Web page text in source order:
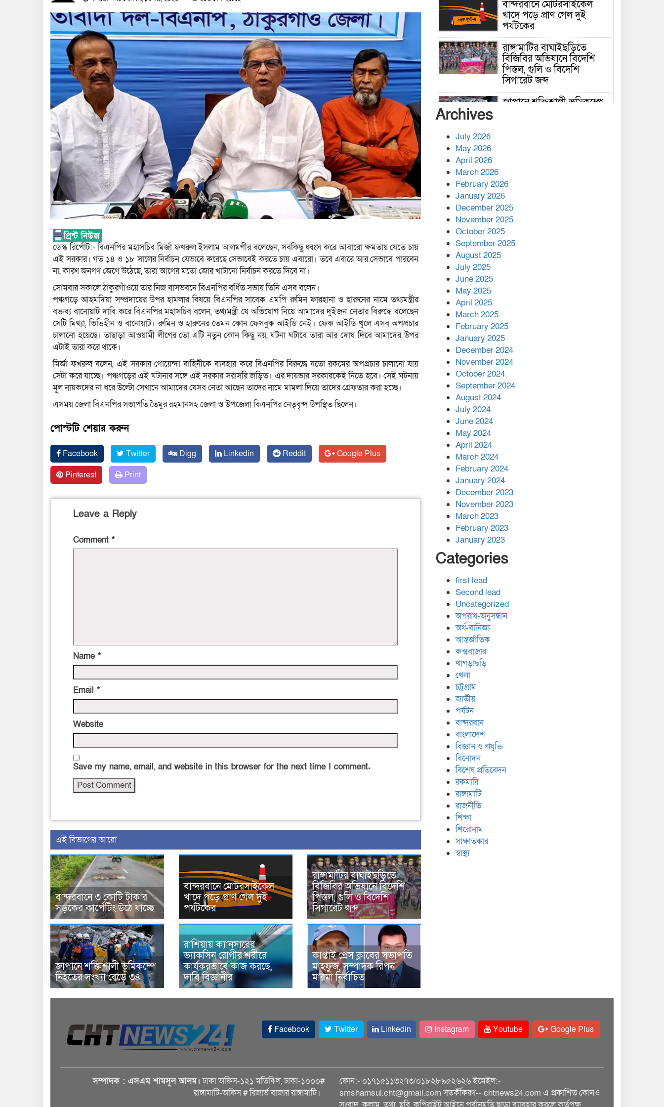
ডেস্ক রির্পোট:- বিএনপির মহাসচিব মির্জা ফখরুল ইসলাম আলমগীর বলেছেন, সবকিছু ধ্বংস করে আবারো ক্ষমতায় যেতে চায়
এই সরকার। গত ১৪ ও ১৮ সালের নির্বাচন যেভাবে করেছে সেভাবেই করতে চায় এবারো। তবে এবারে আর সেভাবে পারবেন
না, কারণ জনগণ জেগে উঠেছে, তারা আগের মতো জোর খাটানো নির্বাচন করতে দিবে না।
সোমবার সকালে ঠাকুরগাঁওয়ে তার নিজ বাসভবনে বিএনপির বর্ধিত সভায় তিনি এসব বলেন।
পঞ্চগড়ে আহমদিয়া সম্প্রদায়ের উপর হামলার বিষয়ে বিএনপির সাবেক এমপি রুমিন ফারহানা ও হারুনের নামে তথ্যমন্ত্রীর
বক্তব্য বানোয়াট দাবি করে বিএনপির মহাসচিব বলেন, তথ্যমন্ত্রী যে অভিযোগ নিয়ে আমাদের দুইজন নেতার বিরুদ্ধে বলেছেন
সেটি মিথ্যা, ভিত্তিহীন ও বানোয়াট। রুমিন ও হারুনের তেমন কোন ফেসবুক আইডি নেই। ফেক আইডি খুলে এসব অপপ্রচার
চালানো হয়েছে। তাছাড়া আওয়ামী লীগের তো এটি নতুন কোন কিছু নয়, ঘটনা ঘটাবে তারা আর দোষ দিবে আমাদের উপর
এটাই তারা করে থাকে।
মির্জা ফখরুল বলেন, এই সরকার গোয়েন্দা বাহিনীকে ব্যবহার করে বিএনপির বিরুদ্ধে যতো রকমের অপপ্রচার চালানো যায়
সেটা করে যাচ্ছে। পঞ্চগড়ের এই ঘটানার সঙ্গে এই সরকার সরাসরি জড়িত। এর দায়ভার সরকারকেই নিতে হবে। সেই ঘটনায়
মূল নায়কদের না ধরে উল্টো সেখানে আমাদের যেসব নেতা আছেন তাদের নামে মামলা দিয়ে তাদের গ্রেফতার করা হচ্ছে।
এসময় জেলা বিএনপির সভাপতি তৈমুর রহমানসহ জেলা ও উপজেলা বিএনপির নেতৃবৃন্দ উপস্থিত ছিলেন।
পোস্টটি শেয়ার করুন
Facebook Twitter Digg Linkedin Reddit
Google Plus
Pinterest
Print
Leave a Reply
Comment *
Name *
Email *
Website
Save my name, email, and website in this browser for the next time I comment.
এই বিভাগের আরো
বান্দরবানে ৩ কোটি টাকার
সড়কের কার্পেটিং উঠে যাচ্ছে
বান্দরবানে মোটরসাইকেল
খাদে পড়ে প্রাণ গেল দুই
পর্যটকের
রাঙ্গামাটির বাঘাইছড়িতে
বিজিবির অভিযানে বিদেশি
পিস্তল, গুলি ও বিদেশি
সিগারেট জব্দ
জাপানে শক্তিশালী ভূমিকম্পে
নিহতের সংখ্যা বেড়ে ৩৪
রাশিয়ায় ক্যানসারের
ভ্যাকসিন রোগীর শরীরে
কার্যকরভাবে কাজ করছে,
দাবি বিজ্ঞানীর
কাপ্তাই প্রেস ক্লাবের সভাপতি
মাহফুজ, সম্পাদক রিপন
মারমা নির্বাচিত
বান্দরবানে মোটরসাইকেল
খাদে পড়ে প্রাণ গেল দুই
পর্যটকের
রাঙ্গামাটির বাঘাইছড়িতে
বিজিবির অভিযানে বিদেশি
পিস্তল, গুলি ও বিদেশি
সিগারেট জব্দ
জাপানে শক্তিশালী ভূমিকম্পে
কাপ্তাই প্রেস ক্লাবের সভাপতি
মাহফুজ, সম্পাদক রিপন মারমা
নির্বাচিত
মালয়েশিয়ার প্রধানমন্ত্রীকে চিঠি
দেয়ার পর ফোন তারেক
রহমানের,গ্যাস সঙ্কট
মোকাবিলায় সহায়তার আশ্বাস
এক বিলিয়ন ডলার বিনিয়োগ
হবে আনোয়ারায়
বান্দরবানে বন্যায় ক্ষতিগ্রস্তদের
মাঝে সহায়তা দিলেন সাচিং প্রু
জেরী
Archives
July 2026
May 2026
April 2026
March 2026
February 2026
January 2026
December 2025
November 2025
October 2025
September 2025
August 2025
July 2025
June 2025
May 2025
April 2025
March 2025
February 2025
January 2025
December 2024
November 2024
October 2024
September 2024
August 2024
July 2024
June 2024
May 2024
April 2024
March 2024
February 2024
January 2024
December 2023
November 2023
March 2023
February 2023
January 2023
Categories
first lead
Second lead
Uncategorized
অপরাধ-অনুসন্ধান
অর্থ-বানিজ্য
আন্তর্জাতিক
কক্সবাজার
খাগড়াছড়ি
খেলা
চট্রগ্রাম
জাতীয়
পর্যটন
বান্দরবান
বাংলাদেশ
বিজ্ঞান ও প্রযুক্তি
বিনোদন
বিশেষ প্রতিবেদন
রকমারি
রাঙ্গামাটি
রাজনীতি
শিক্ষা
শিরোনাম
সাক্ষাতকার
স্বাস্থ্য
Facebook Twitter Linkedin Instagram Youtube Google Plus
সম্পাদক : এসএম শামসুল আলম। ঢাকা অফিস-১২১ মতিঝিল, ঢাকা-১০০০#
রাঙ্গামাটি-অফিস # রিজার্ভ বাজার রাঙ্গামাটি।
ফোন:- ০১৭১৫১১৩২৭৩/০১৮২৮৯৫২৬২৬ ইমেইল:-
smshamsul.cht@gmail.com সতর্কীকরণ-- chtnews24.com এ প্রকাশিত কোনও